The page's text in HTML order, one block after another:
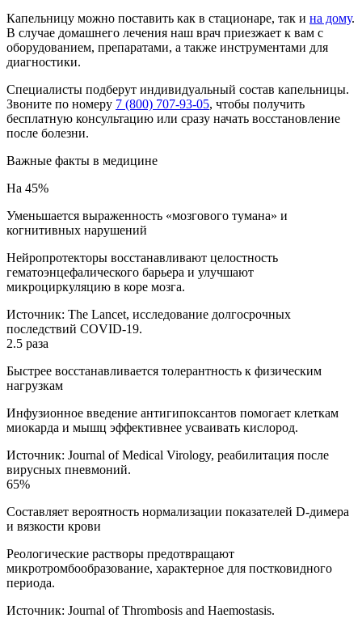
Капельницу можно поставить как в стационаре, так и на дому.
В случае домашнего лечения наш врач приезжает к вам с
оборудованием, препаратами, а также инструментами для
диагностики.
Специалисты подберут индивидуальный состав капельницы.
Звоните по номеру 7 (800) 707-93-05, чтобы получить
бесплатную консультацию или сразу начать восстановление
после болезни.
Важные факты в медицине
На 45%
Уменьшается выраженность «мозгового тумана» и
когнитивных нарушений
Нейропротекторы восстанавливают целостность
гематоэнцефалического барьера и улучшают
микроциркуляцию в коре мозга.
Источник: The Lancet, исследование долгосрочных
последствий COVID-19.
2.5 раза
Быстрее восстанавливается толерантность к физическим
нагрузкам
Инфузионное введение антигипоксантов помогает клеткам
миокарда и мышц эффективнее усваивать кислород.
Источник: Journal of Medical Virology, реабилитация после
вирусных пневмоний.
65%
Составляет вероятность нормализации показателей D-димера
и вязкости крови
Реологические растворы предотвращают
микротромбообразование, характерное для постковидного
периода.
Источник: Journal of Thrombosis and Haemostasis.